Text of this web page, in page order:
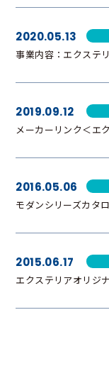
2020.05.13
事業内容：エクステ
2019.09.12
メーカーリンク＜エ
2016.05.06
モダンシリーズカタ
2015.06.17
エクステリアオリジ